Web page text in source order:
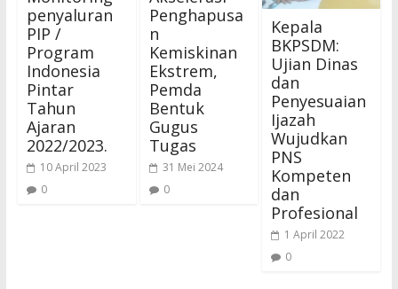
penyaluran
PIP /
Program
Indonesia
Pintar
Tahun
Ajaran
2022/2023.
10 April 2023
0
Penghapusa
n
Kemiskinan
Ekstrem,
Pemda
Bentuk
Gugus
Tugas
31 Mei 2024
0
Kepala
BKPSDM:
Ujian Dinas
dan
Penyesuaian
Ijazah
Wujudkan
PNS
Kompeten
dan
Profesional
1 April 2022
0